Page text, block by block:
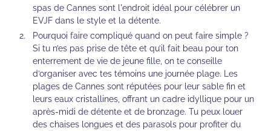
spas de Cannes sont l'endroit idéal pour célébrer un
EVJF dans le style et la détente.
Pourquoi faire compliqué quand on peut faire simple ?
Si tu n’es pas prise de tête et qu’il fait beau pour ton
enterrement de vie de jeune fille, on te conseille
d’organiser avec tes témoins une journée plage. Les
plages de Cannes sont réputées pour leur sable fin et
leurs eaux cristallines, offrant un cadre idyllique pour un
après-midi de détente et de bronzage. Tu peux louer
des chaises longues et des parasols pour profiter du